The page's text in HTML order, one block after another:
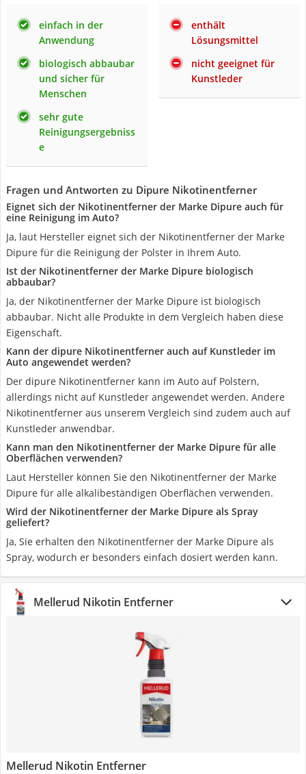
einfach in der
Anwendung
biologisch abbaubar
und sicher für
Menschen
sehr gute
Reinigungsergebniss
e
enthält
Lösungsmittel
nicht geeignet für
Kunstleder
Fragen und Antworten zu Dipure Nikotinentferner
Eignet sich der Nikotinentferner der Marke Dipure auch für
eine Reinigung im Auto?
Ja, laut Hersteller eignet sich der Nikotinentferner der Marke
Dipure für die Reinigung der Polster in Ihrem Auto.
Ist der Nikotinentferner der Marke Dipure biologisch
abbaubar?
Ja, der Nikotinentferner der Marke Dipure ist biologisch
abbaubar. Nicht alle Produkte in dem Vergleich haben diese
Eigenschaft.
Kann der dipure Nikotinentferner auch auf Kunstleder im
Auto angewendet werden?
Der dipure Nikotinentferner kann im Auto auf Polstern,
allerdings nicht auf Kunstleder angewendet werden. Andere
Nikotinentferner aus unserem Vergleich sind zudem auch auf
Kunstleder anwendbar.
Kann man den Nikotinentferner der Marke Dipure für alle
Oberflächen verwenden?
Laut Hersteller können Sie den Nikotinentferner der Marke
Dipure für alle alkalibeständigen Oberflächen verwenden.
Wird der Nikotinentferner der Marke Dipure als Spray
geliefert?
Ja, Sie erhalten den Nikotinentferner der Marke Dipure als
Spray, wodurch er besonders einfach dosiert werden kann.
Mellerud Nikotin Entferner
Mellerud Nikotin Entferner